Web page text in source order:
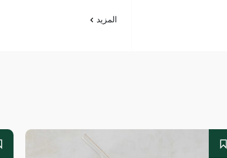
المزيد